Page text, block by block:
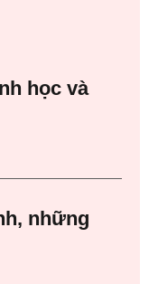
học và
những